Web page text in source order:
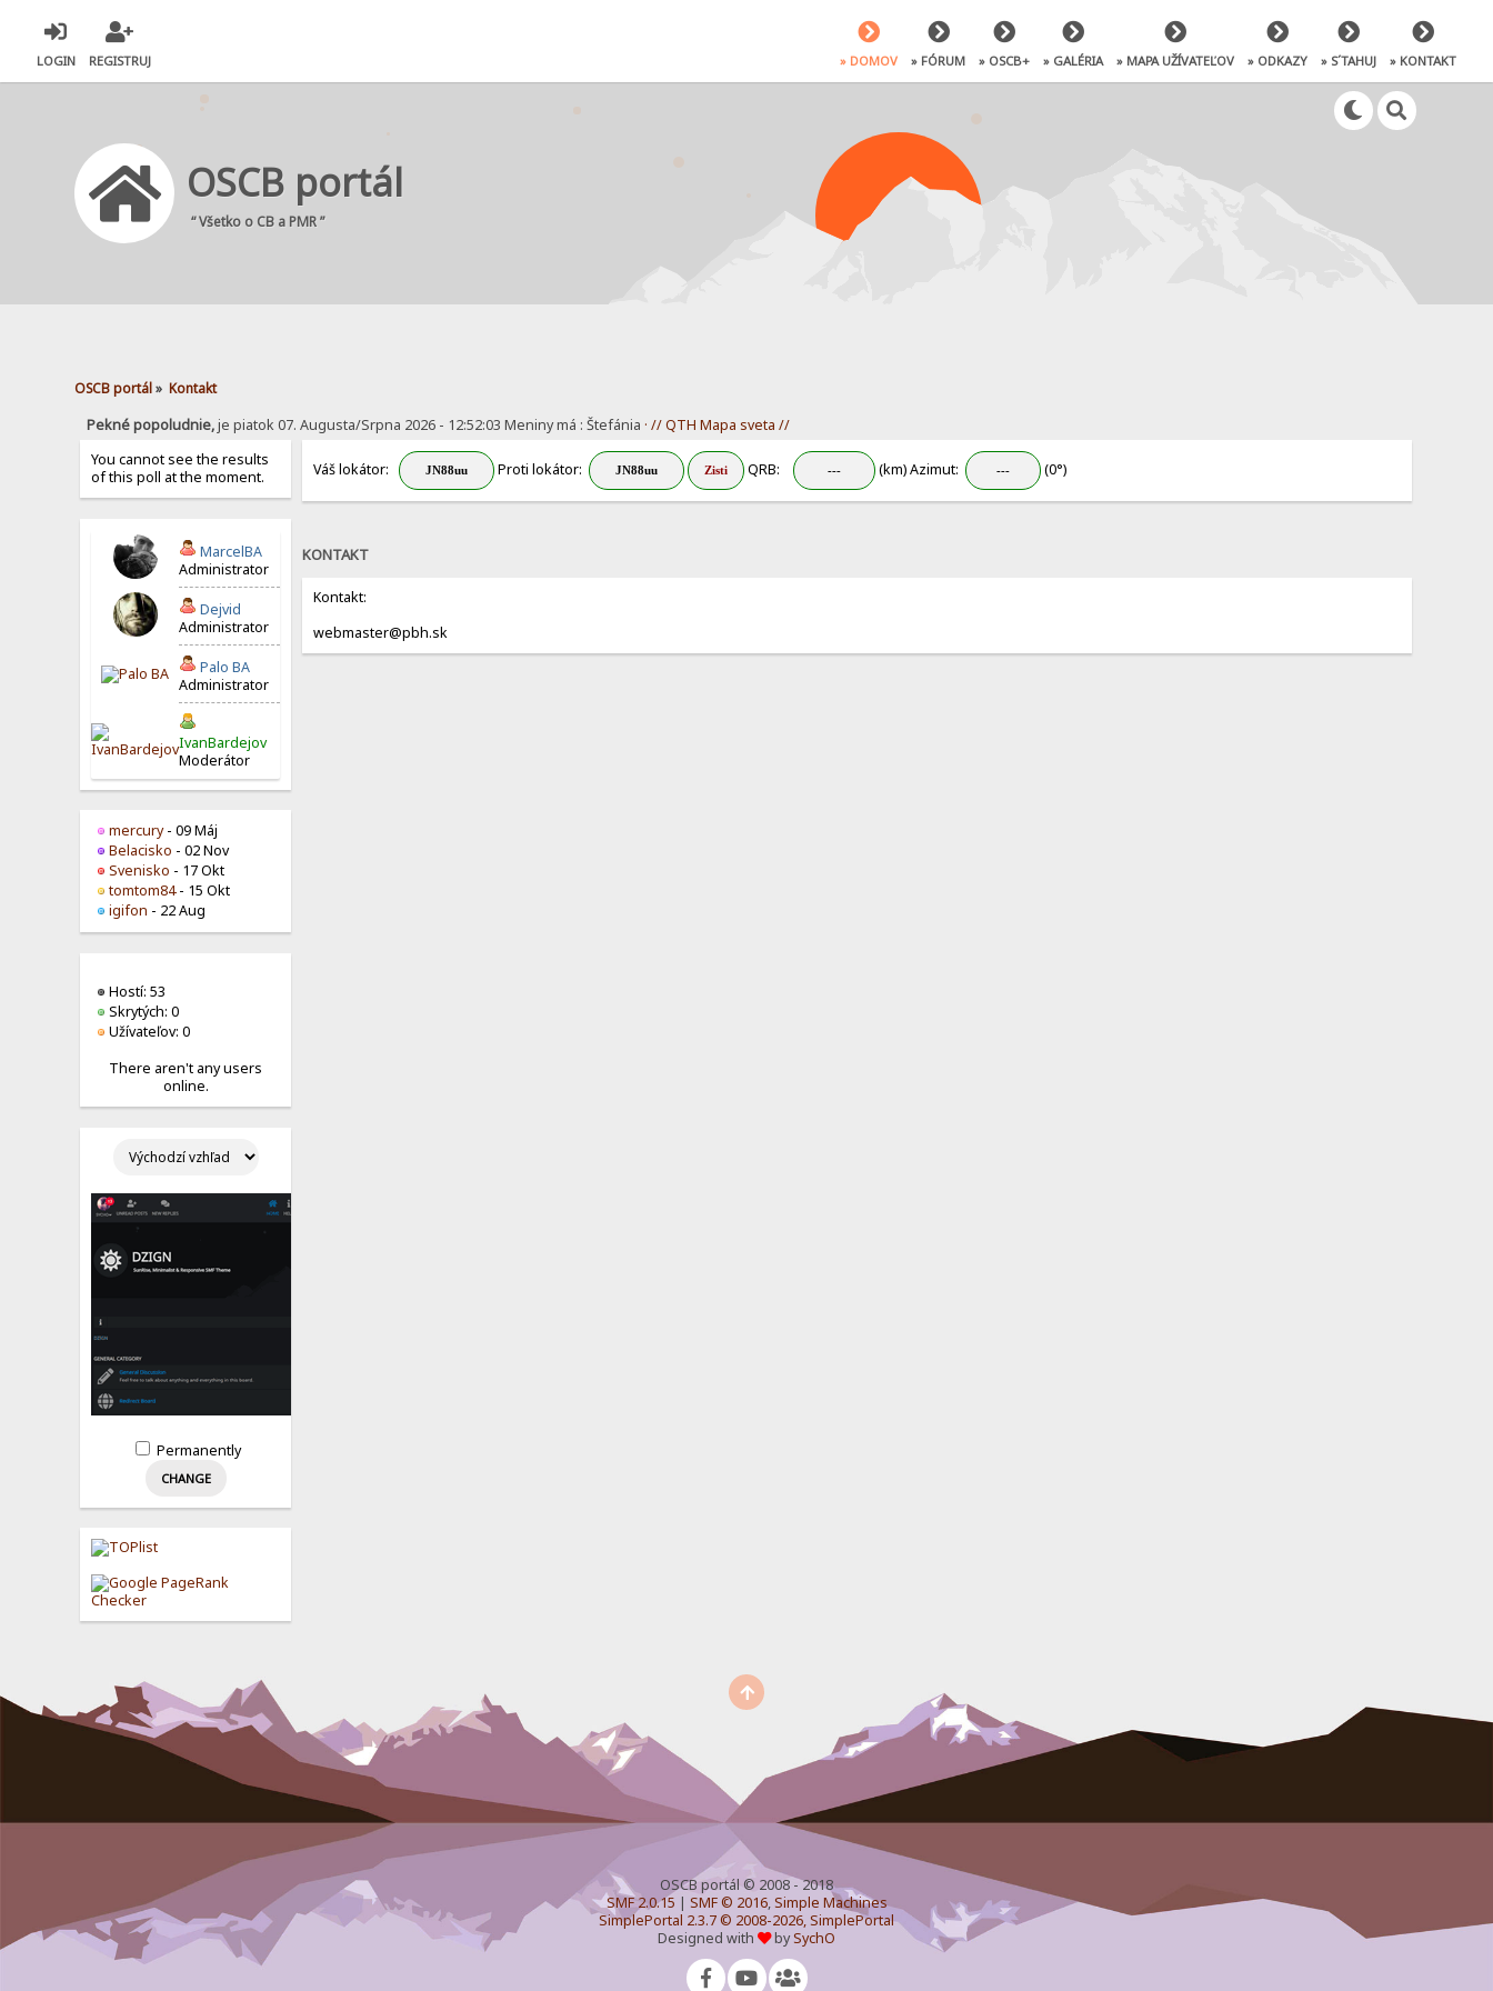
LOGIN REGISTRUJ » DOMOV » FÓRUM » OSCB+ » GALÉRIA » MAPA UŽÍVATEĽOV » ODKAZY » S´TAHUJ » KONTAKT
OSCB portál
“ Všetko o CB a PMR ”
OSCB portál» Kontakt
Pekné popoludnie,je piatok 07. Augusta/Srpna 2026 - 12:52:03 Meniny má : Štefánia · // QTH Mapa sveta //
You cannot see the results
of this poll at the moment.
MarcelBA
Administrator
Dejvid
Administrator
Palo BA
Administrator
IvanBardejov
Moderátor
mercury- 09 Máj
Belacisko - 02 Nov
Svenisko - 17 Okt
tomtom84- 15 Okt
igifon - 22 Aug
Hostí: 53
Skrytých: 0
Užívateľov: 0
There aren't any users
online.
Permanently
Váš lokátor: Proti lokátor: QRB: (km) Azimut: (0°)
KONTAKT
Kontakt:
webmaster@pbh.sk
OSCB portál © 2008 - 2018
SMF 2.0.15 | SMF © 2016, Simple Machines
SimplePortal 2.3.7 © 2008-2026, SimplePortal
Designed with
bySychO